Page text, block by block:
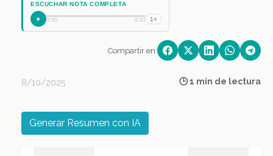
ESCUCHAR NOTA COMPLETA
0:00 0:41 1×
Compartir en:
8/10/2025 🕒 1 min de lectura
Generar Resumen con IA